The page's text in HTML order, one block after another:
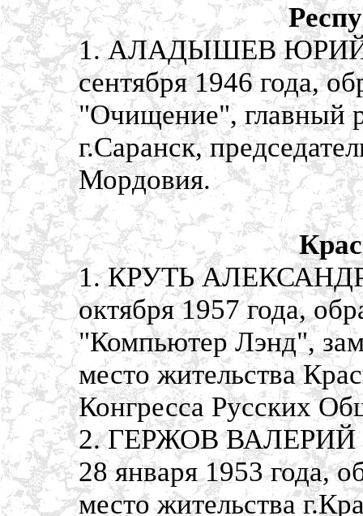
1. АЛАДЫШЕВ ЮРИЙ
сентября 1946 года,
"Очищение", главный
г.Саранск,
Мордовия.
1. КРУТЬ АЛЕКСАНДР
октября 1957 года,
"Компьютер Лэнд",
место жительства
Конгресса Русских
2. ГЕРЖОВ ВАЛЕРИЙ
28 января 1953 года,
место жительства